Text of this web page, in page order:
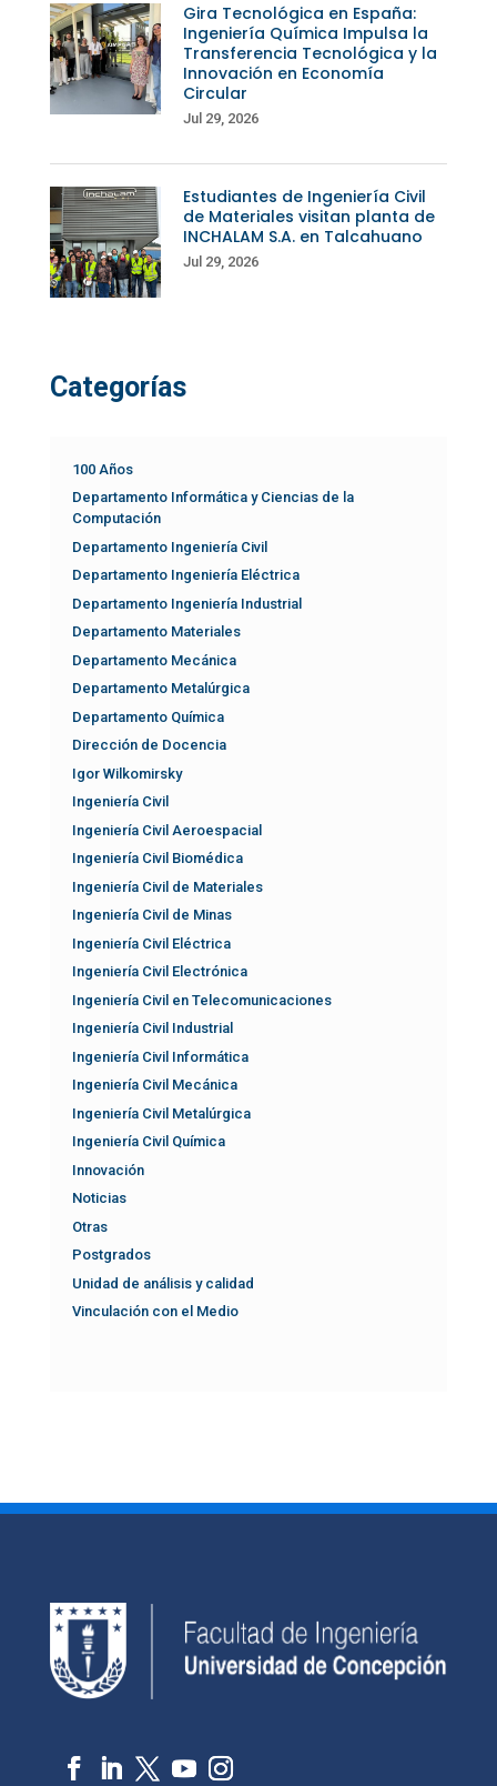
Gira Tecnológica en España:
Ingeniería Química Impulsa la
Transferencia Tecnológica y la
Innovación en Economía
Circular
Jul 29, 2026
Estudiantes de Ingeniería Civil
de Materiales visitan planta de
INCHALAM S.A. en Talcahuano
Jul 29, 2026
Categorías
100 Años
Departamento Informática y Ciencias de la
Computación
Departamento Ingeniería Civil
Departamento Ingeniería Eléctrica
Departamento Ingeniería Industrial
Departamento Materiales
Departamento Mecánica
Departamento Metalúrgica
Departamento Química
Dirección de Docencia
Igor Wilkomirsky
Ingeniería Civil
Ingeniería Civil Aeroespacial
Ingeniería Civil Biomédica
Ingeniería Civil de Materiales
Ingeniería Civil de Minas
Ingeniería Civil Eléctrica
Ingeniería Civil Electrónica
Ingeniería Civil en Telecomunicaciones
Ingeniería Civil Industrial
Ingeniería Civil Informática
Ingeniería Civil Mecánica
Ingeniería Civil Metalúrgica
Ingeniería Civil Química
Innovación
Noticias
Otras
Postgrados
Unidad de análisis y calidad
Vinculación con el Medio